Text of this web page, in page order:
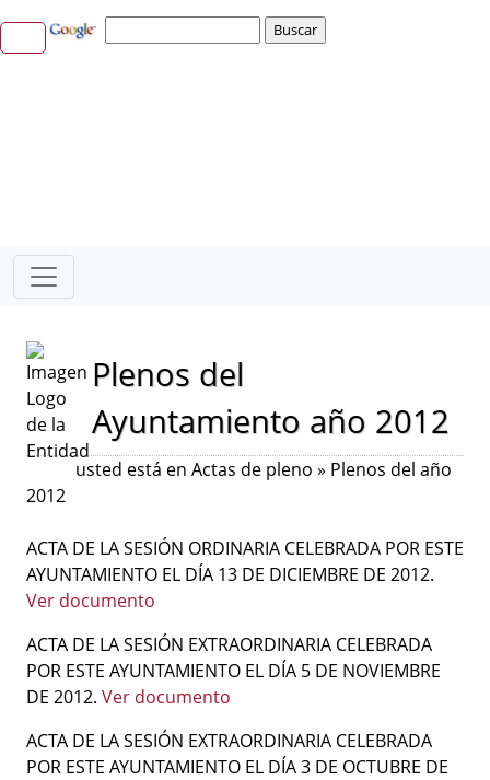
Plenos del
Ayuntamiento año 2012
usted está en Actas de pleno » Plenos del año
2012
ACTA DE LA SESIÓN ORDINARIA CELEBRADA POR ESTE
AYUNTAMIENTO EL DÍA 13 DE DICIEMBRE DE 2012.
Ver documento
ACTA DE LA SESIÓN EXTRAORDINARIA CELEBRADA
POR ESTE AYUNTAMIENTO EL DÍA 5 DE NOVIEMBRE
DE 2012. Ver documento
ACTA DE LA SESIÓN EXTRAORDINARIA CELEBRADA
POR ESTE AYUNTAMIENTO EL DÍA 3 DE OCTUBRE DE